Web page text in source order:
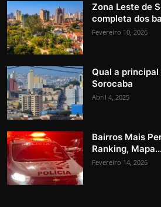
Zona Leste de
completa dos
Fevereiro 10, 2026
Qual a
Sorocaba
Abril 4, 2025
Bairros Mais
Ranking,
Fevereiro 14, 2026